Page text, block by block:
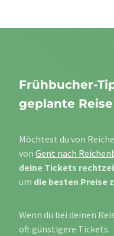
Frühbucher-
geplante
Möchtest du von
von Gent nach
deine Tickets
um die besten Preise
Wenn du bei deinen
oft günstigere Tickets.